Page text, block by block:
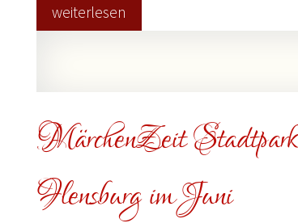
weiterlesen
MärchenZeit Stadtpark
Flensburg im Juni